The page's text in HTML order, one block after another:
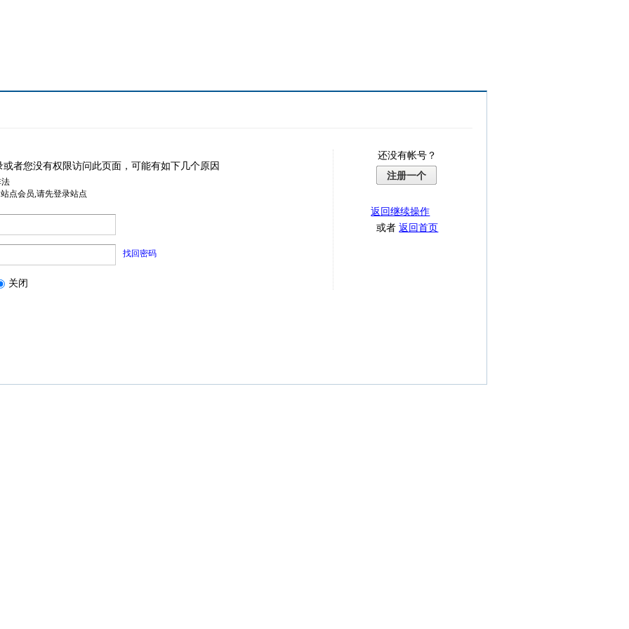
或者您没有权限访问此页面，可能有如下几个原因
点会员,请先登录站点
找回密码
关闭
还没有帐号？
注册一个
返回继续操作
或者返回首页